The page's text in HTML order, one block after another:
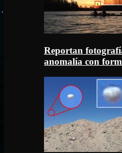
Reportan
anomalía con